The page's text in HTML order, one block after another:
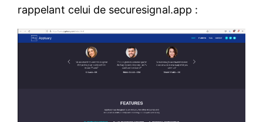
rappelant celui de securesignal.app :